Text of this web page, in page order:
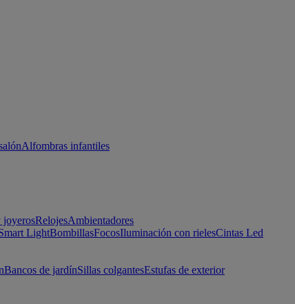
Alfombras infantiles
joyerosRelojesAmbientadores
LightBombillasFocosIluminación con rielesCintas Led
Bancos de jardínSillas colgantesEstufas de exterior